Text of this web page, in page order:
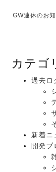
GW連休のお
カテゴ
過去ロ
新着ニ
開発ブ